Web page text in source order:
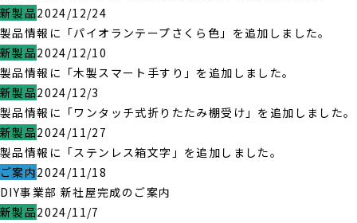
新製品2024/12/24
製品情報に「パイオランテープさくら色」を追加しました。
新製品2024/12/10
製品情報に「木製スマート手すり」を追加しました。
新製品2024/12/3
製品情報に「ワンタッチ式折りたたみ棚受け」を追加しました。
新製品2024/11/27
製品情報に「ステンレス箱文字」を追加しました。
ご案内2024/11/18
DIY事業部 新社屋完成のご案内
新製品2024/11/7